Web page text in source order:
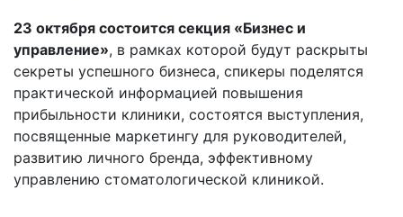
23 октября состоится секция «Бизнес и
управление», в рамках которой будут раскрыты
секреты успешного бизнеса, спикеры поделятся
практической информацией повышения
прибыльности клиники, состоятся выступления,
посвященные маркетингу для руководителей,
развитию личного бренда, эффективному
управлению стоматологической клиникой.